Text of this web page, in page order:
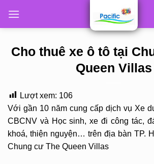
Cho thuê xe ô tô tại
Queen Villas
Lượt xem: 106
Với gần 10 năm cung cấp dịch vụ Xe
CBCNV và Học sinh, xe đi công tác,
khoá, thiện nguyện… trên địa bàn TP.
Chung cư The Queen Villas